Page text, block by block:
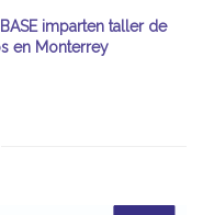
imparten taller de
en Monterrey